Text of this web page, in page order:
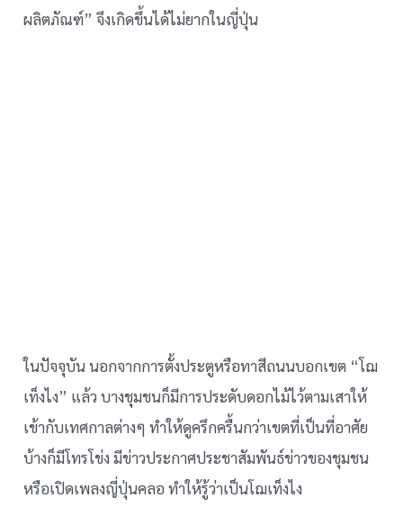
ผลิตภัณฑ์” จึงเกิดขึ้นได้ไม่ยากในญี่ปุ่น
ในปัจจุบัน นอกจากการตั้งประตูหรือทาสีถนนบอกเขต “โฌ
เท็งไง” แล้ว บางชุมชนก็มีการประดับดอกไม้ไว้ตามเสาให้
เข้ากับเทศกาลต่างๆ ทำให้ดูครึกครื้นกว่าเขตที่เป็นที่อาศัย
บ้างก็มีโทรโข่ง มีข่าวประกาศประชาสัมพันธ์ข่าวของชุมชน
หรือเปิดเพลงญี่ปุ่นคลอ ทำให้รู้ว่าเป็นโฌเท็งไง